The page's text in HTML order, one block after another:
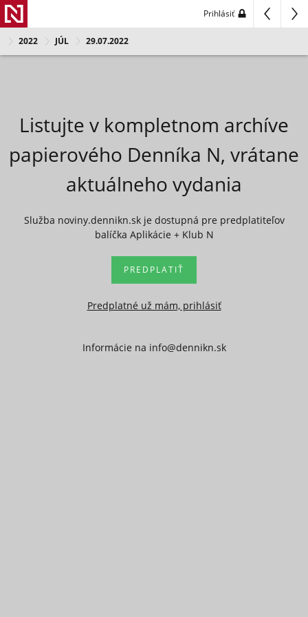
Prihlásiť
2022 JÚL 29.07.2022
Listujte v kompletnom archíve
papierového Denníka N, vrátane
aktuálneho vydania
Služba noviny.dennikn.sk je dostupná pre predplatiteľov
balíčka Aplikácie + Klub N
PREDPLATIŤ
Predplatné už mám, prihlásiť
Informácie na info@dennikn.sk